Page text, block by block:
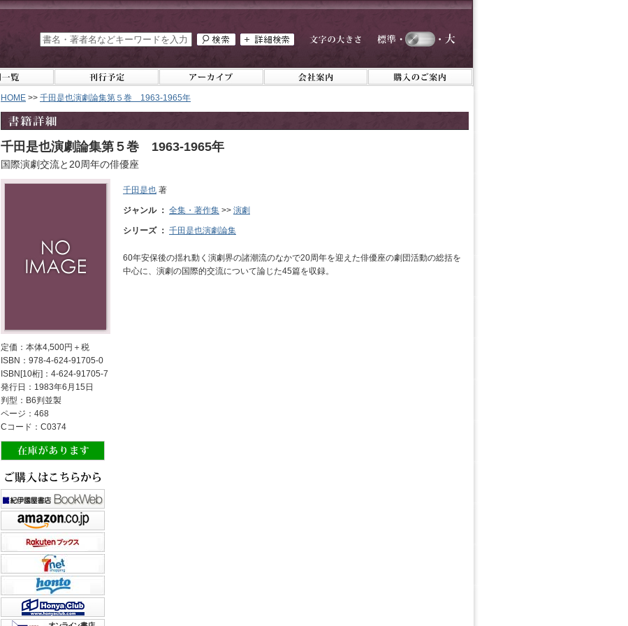
HOME >> 千田是也演劇論集第５巻 1963-1965年
千田是也演劇論集第５巻 1963-1965年
国際演劇交流と20周年の俳優座
定価：本体4,500円＋税
ISBN：978-4-624-91705-0
ISBN[10桁]：4-624-91705-7
発行日：1983年6月15日
判型：B6判並製
ページ：468
Cコード：C0374
千田是也 著
ジャンル ： 全集・著作集 >> 演劇
シリーズ ： 千田是也演劇論集
60年安保後の揺れ動く演劇界の諸潮流のなかで20周年を迎えた俳優座の劇団活動の総括を
中心に、演劇の国際的交流について論じた45篇を収録。